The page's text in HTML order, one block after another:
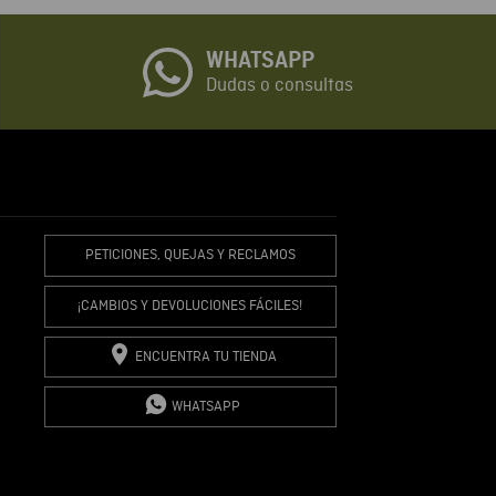
COMENTARIO
WHATSAPP
Dudas o consultas
PETICIONES, QUEJAS Y RECLAMOS
¡CAMBIOS Y DEVOLUCIONES FÁCILES!
ENCUENTRA TU TIENDA
WHATSAPP